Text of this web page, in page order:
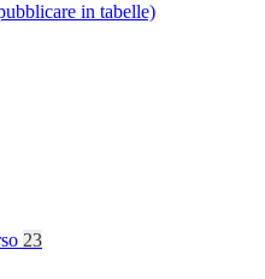
in tabelle)
23